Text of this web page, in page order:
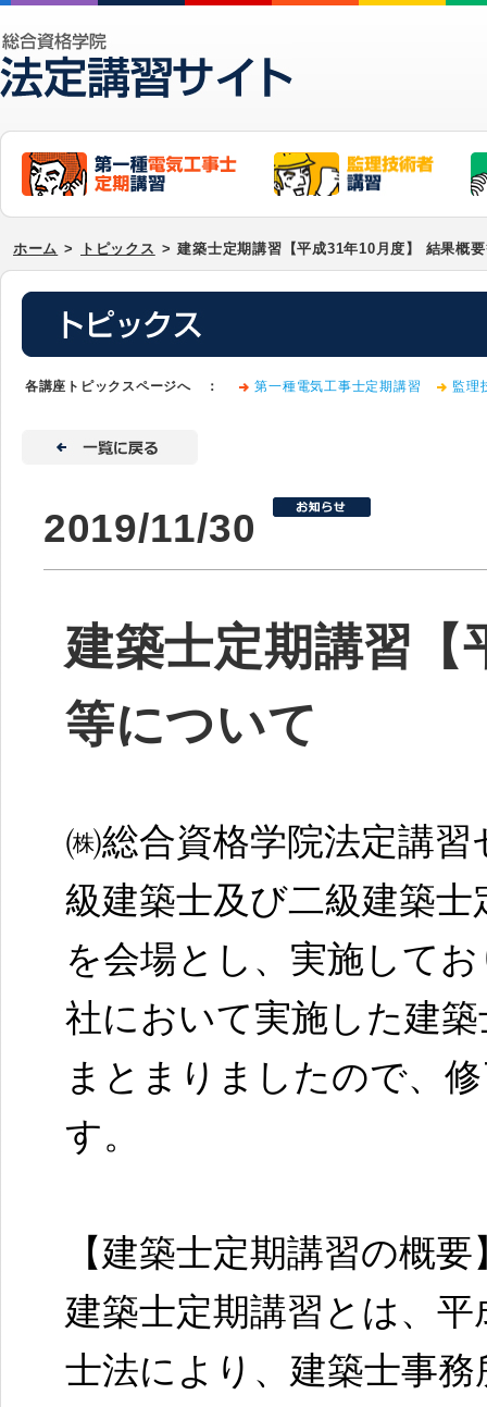
ホーム > トピックス > 建築士定期講習【平成31年10月度】 結果概
各講座トピックスページへ ： 第一種電気工事士定期講習 監理
2019/11/30
建築士定期講習【
等について
㈱総合資格学院法定講
級建築士及び二級建築
を会場とし、実施して
社において実施した建
まとまりましたので、
す。
【建築士定期講習の概要
建築士定期講習とは、
士法により、建築士事